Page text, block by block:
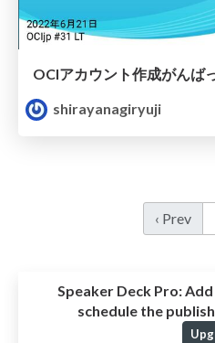
OCIアカウント作成がんば
shirayanagiryuji
‹ Prev
Speaker Deck Pro:
schedule the